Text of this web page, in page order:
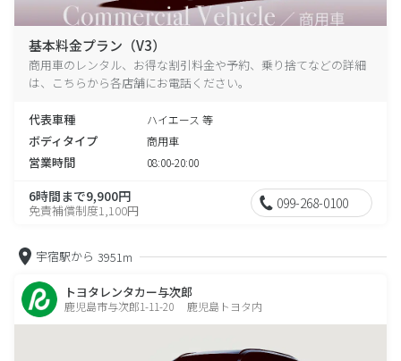
基本料金プラン（V3）
商用車のレンタル、お得な割引料金や予約、乗り捨てなどの詳細
は、こちらから各店舗にお電話ください。
代表車種 ハイエース 等
ボディタイプ 商用車
営業時間 08:00-20:00
6時間まで9,900円
免責補償制度1,100円 099-268-0100
宇宿駅から 3951m
トヨタレンタカー与次郎
鹿児島市与次郎1-11-20 鹿児島トヨタ内